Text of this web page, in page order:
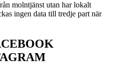
molntjänst utan har lokalt
ingen data till tredje part när